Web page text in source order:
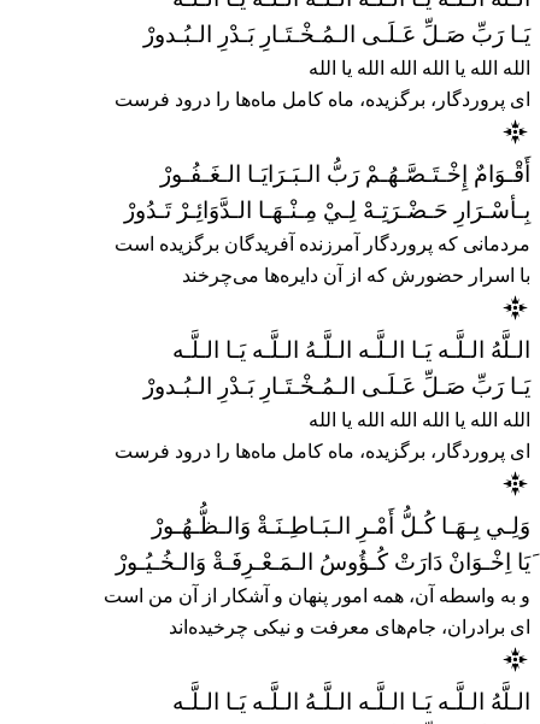
يَـا رَبِّ صَـلِّ عَـلَـى الـمُـخْـتَـارِ بَـدْرِ الـبُـدورْ
الله الله یا الله الله الله یا الله
ای پروردگار، برگزیده، ماه کامل ماه‌ها را درود فرست
أَقْـوَامٌ إِخْـتَـصَّـهُـمْ رَبُّ الـبَـرَايَـا الـغَـفُـورْ
بِـأسْـرَارِ حَـضْـرَتِـهْ لِـيْ مِـنْـهَـا الـدَّوَائِـرْ تَـدُورْ
مردمانی که پروردگار آمرزنده آفریدگان برگزیده است
با اسرار حضورش که از آن دایره‌ها می‌چرخند
الـلَّهُ الـلَّـه يَـا الـلَّـه الـلَّـهُ الـلَّـه يَـا الـلَّـه
يَـا رَبِّ صَـلِّ عَـلَـى الـمُـخْـتَـارِ بَـدْرِ الـبُـدورْ
الله الله یا الله الله الله یا الله
ای پروردگار، برگزیده، ماه کامل ماه‌ها را درود فرست
وَلِـي بِـهَـا كُـلُّ أَمْـرِ الـبَـاطِـنَـةْ وَالـظُّـهُـورْ
َیَا اِخْـوَانْ دَارَتْ كُـؤُوسُ الـمَـعْـرِفَـةْ وَالـخُـيُـورْ
و به واسطه آن، همه امور پنهان و آشکار از آن من است
ای برادران، جام‌های معرفت و نیکی چرخیده‌اند
الـلَّهُ الـلَّـه يَـا الـلَّـه الـلَّـهُ الـلَّـه يَـا الـلَّـه